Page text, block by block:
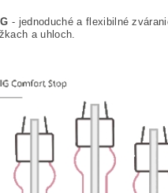
- jednoduché a flexibilné
a uhloch.